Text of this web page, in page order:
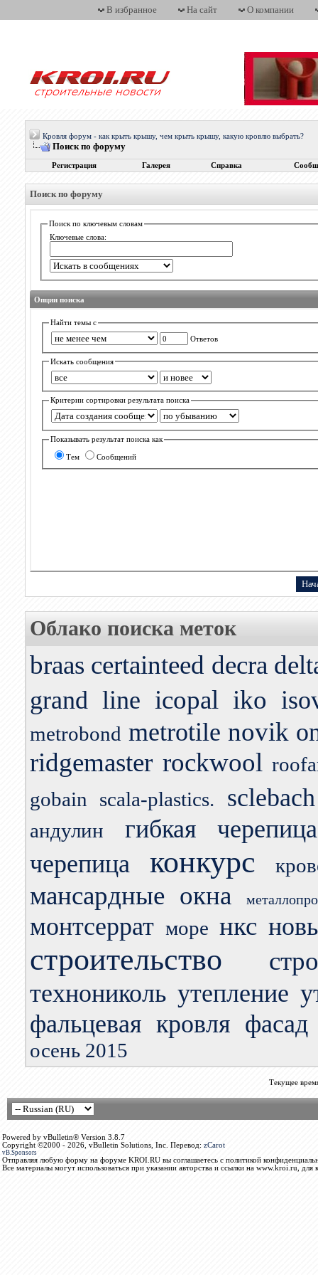
В избранное На сайт О компании
Кровля форум - как крыть крышу, чем крыть крышу, какую кровлю выбрать?
Поиск по форуму
Регистрация Галерея Справка
Поиск по форуму
Поиск по ключевым словам
Ключевые слова:
Опции поиска
Найти темы с
Ответов
Искать сообщения
Критерии сортировки результата поиска
Показывать результат поиска как
Тем Сообщений
Облако поиска меток
braas certainteed decra
grand line icopal iko
metrobond metrotile novik
ridgemaster rockwool
gobain
scala-plastics. sclebach
андулин
гибкая черепица
черепица
конкурс
мансардные окна
монтсеррат море нкс
строительство
технониколь утепление
фальцевая кровля фасад
осень 2015
Текущее
Powered by vBulletin® Version 3.8.7
Copyright ©2000 - 2026, vBulletin Solutions, Inc. Перевод: zCarot
vB.Sponsors
Отправляя любую форму на форуме KROI.RU вы соглашаетесь с политикой
Все материалы могут использоваться при указании авторства и ссылки на www.kroi.ru, для